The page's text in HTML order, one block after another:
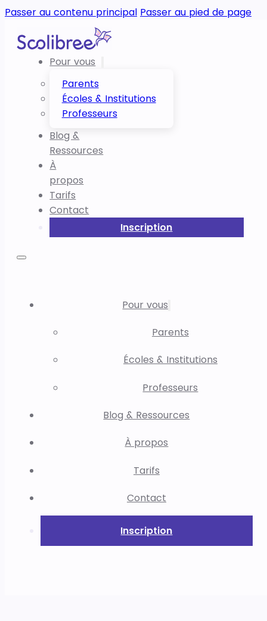
Passer au contenu principal Passer au pied de page
Pour vous
Parents
Écoles & Institutions
Professeurs
Blog &
Ressources
À
propos
Tarifs
Contact
Inscription
Pour vous
Parents
Écoles & Institutions
Professeurs
Blog & Ressources
À propos
Tarifs
Contact
Inscription